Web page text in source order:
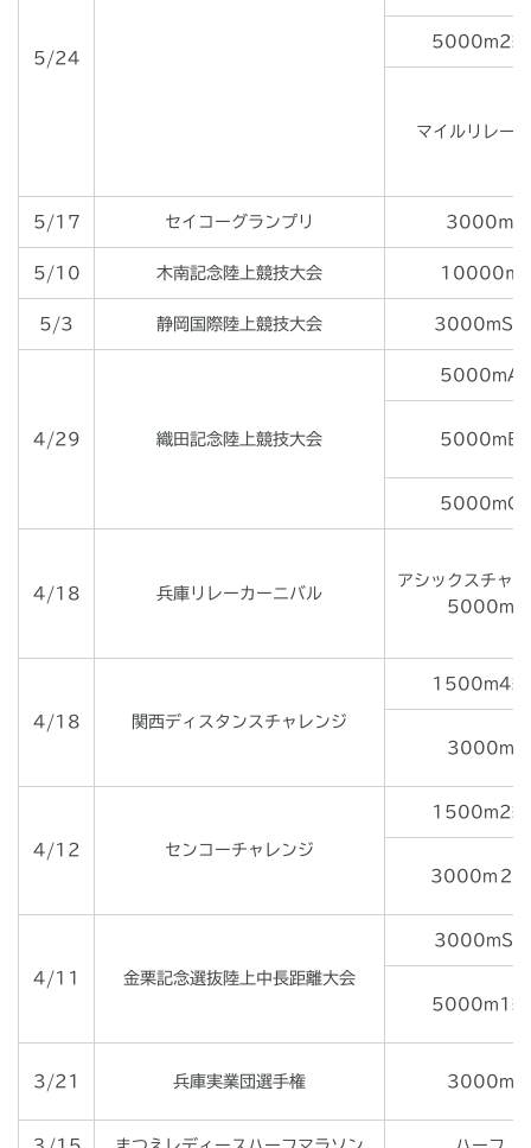
5/24
5000m2組
マイルリレー1
5/17 セイコーグランプリ 3000ｍ
5/10 木南記念陸上競技大会 10000ｍ
5/3 静岡国際陸上競技大会 3000mSC
4/29 織田記念陸上競技大会
5000mA
5000mB
5000mC
4/18 兵庫リレーカーニバル
アシックスチャ
5000m
4/18 関西ディスタンスチャレンジ
1500m4組
3000m
4/12 センコーチャレンジ
1500m2組
3000m２組
4/11 金栗記念選抜陸上中長距離大会
3000mSC
5000m1組
3/21 兵庫実業団選手権 3000m